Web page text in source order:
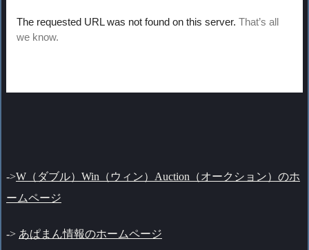
->W（ダブル）Win（ウィン）Auction（オークション）のホ
ームページ
-> あぱまん情報のホームページ